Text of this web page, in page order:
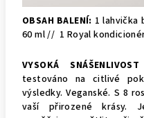
OBSAH BALENÍ: 1 lahvička
60 ml // 1 Royal
VYSOKÁ
testováno na citlivé
výsledky. Veganské. S 8
vaší přirozené krásy.